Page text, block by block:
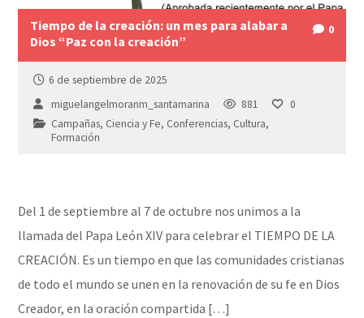
Tiempo de la creación: un mes para alabar a
Dios “Paz con la creación”
0
6 de septiembre de 2025
miguelangelmoranm_santamarina
881
0
Campañas, Ciencia y Fe, Conferencias, Cultura,
Formación
Del 1 de septiembre al 7 de octubre nos unimos a la
llamada del Papa León XIV para celebrar el TIEMPO DE LA
CREACIÓN. Es un tiempo en que las comunidades cristianas
de todo el mundo se unen en la renovación de su fe en Dios
Creador, en la oración compartida […]